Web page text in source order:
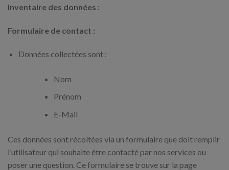
Inventaire des données :
Formulaire de contact :
Données collectées sont :
Nom
Prénom
E-Mail
Ces données sont récoltées via un formulaire que doit remplir
l’utilisateur qui souhaite être contacté par nos services ou
poser une question. Ce formulaire se trouve sur la page